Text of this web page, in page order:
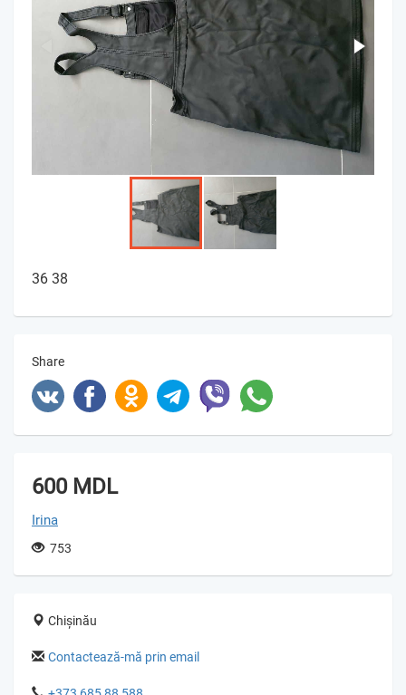
36 38
Share
600 MDL
Irina
753
Chișinău
Contactează-mă prin email